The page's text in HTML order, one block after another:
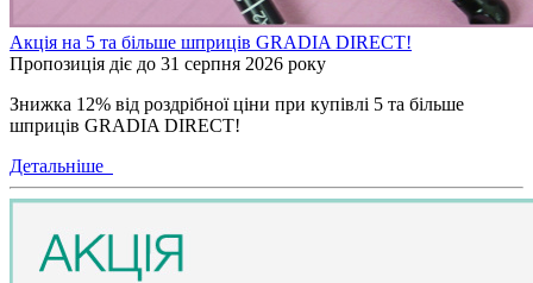
Акція на 5 та більше шприців GRADIA DIRECT!
Пропозиція діє до 31 серпня 2026 року
Знижка 12% від роздрібної ціни при купівлі 5 та більше
шприців GRADIA DIRECT!
Детальніше